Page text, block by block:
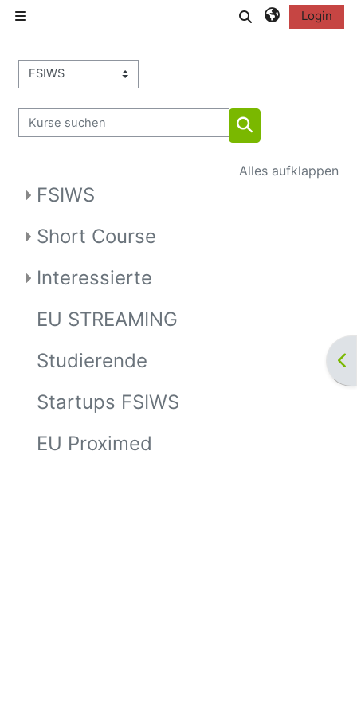
Zum Hauptinhalt
Login
Kursbereiche
Kurse suchen
Kurse suchen
Alles aufklappen
FSIWS
Short Course
Interessierte
EU STREAMING
Studierende
Startups FSIWS
EU Proximed